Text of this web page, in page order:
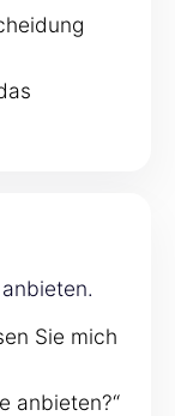
Sie mich
anbieten?“